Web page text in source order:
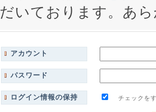
だいております。あ
アカウント
パスワード
ログイン情報の保持 チェックをす